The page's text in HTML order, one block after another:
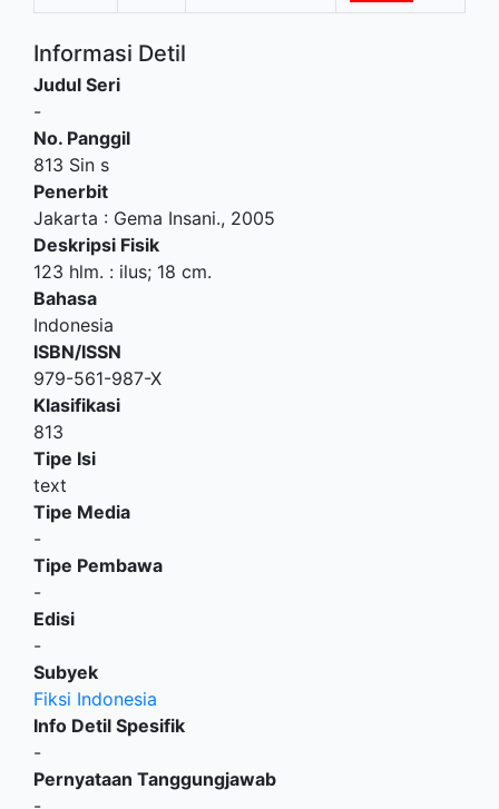
Informasi Detil
Judul Seri
-
No. Panggil
813 Sin s
Penerbit
Jakarta : Gema Insani., 2005
Deskripsi Fisik
123 hlm. : ilus; 18 cm.
Bahasa
Indonesia
ISBN/ISSN
979-561-987-X
Klasifikasi
813
Tipe Isi
text
Tipe Media
-
Tipe Pembawa
-
Edisi
-
Subyek
Fiksi Indonesia
Info Detil Spesifik
-
Pernyataan Tanggungjawab